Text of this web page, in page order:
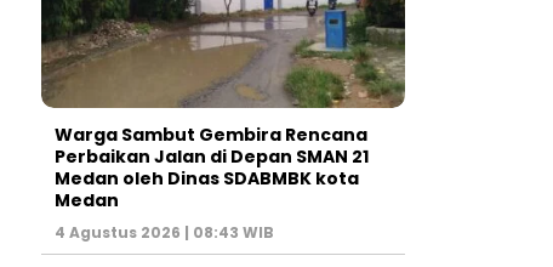
Warga Sambut Gembira Rencana
Perbaikan Jalan di Depan SMAN 21
Medan oleh Dinas SDABMBK kota
Medan
4 Agustus 2026 | 08:43 WIB